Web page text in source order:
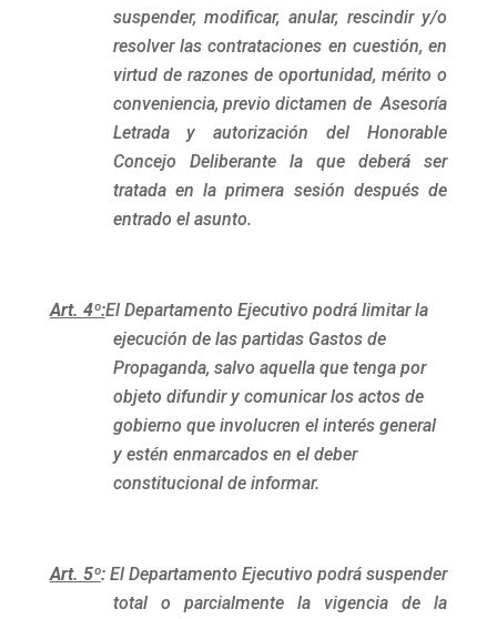
suspender, modificar, anular, rescindir y/o
resolver las contrataciones en cuestión, en
virtud de razones de oportunidad, mérito o
conveniencia, previo dictamen de Asesoría
Letrada y autorización del Honorable
Concejo Deliberante la que deberá ser
tratada en la primera sesión después de
entrado el asunto.
Art. 4º:El Departamento Ejecutivo podrá limitar la
ejecución de las partidas Gastos de
Propaganda, salvo aquella que tenga por
objeto difundir y comunicar los actos de
gobierno que involucren el interés general
y estén enmarcados en el deber
constitucional de informar.
Art. 5º: El Departamento Ejecutivo podrá suspender
total o parcialmente la vigencia de la